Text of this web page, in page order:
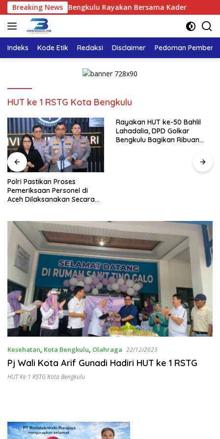
Langsung
ke
konten
Breaking News
DPD Golkar Bengkulu Rayakan Bersama Kader
Indeks Kode Etik Redaksi Disclaimer Pedoman
HUT ke 1 RSTG Kota Bengkulu
Polri Pastikan Proses
Pemeriksaan Personel di
Aceh Dilaksanakan Secara
Rayakan HUT ke-50 Bahlil
Lahadalia, DPD Golkar
Bengkulu Bagikan Ribuan
Kesehatan, Kota Bengkulu, Olahraga 22/12/2023
Pj Wali Kota Arif Gunadi Hadiri HUT ke 1 RSTG
HUT Ke 1 RSTG Kota Bengkulu